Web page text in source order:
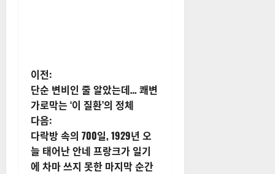
게
시
물
내
이전:
단순 변비인 줄 알았는데… 쾌변
가로막는 ‘이 질환’의 정체
다음:
다락방 속의 700일, 1929년 오
늘 태어난 안네 프랑크가 일기
에 차마 쓰지 못한 마지막 순간